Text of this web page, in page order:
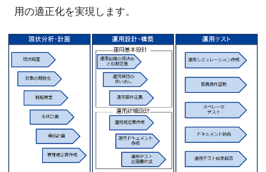
用の適正化を実現します。